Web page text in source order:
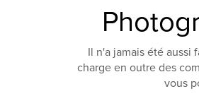
Il n'a jamais été
charge en outre des
vous